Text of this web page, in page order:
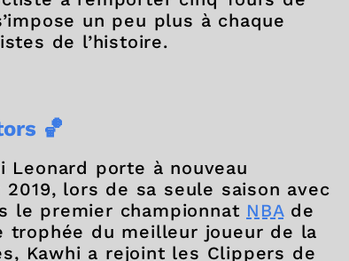
un peu plus à chaque
de l’histoire.
🏀
porte à nouveau
lors de sa seule saison avec
le premier championnat NBAde
trophée du meilleur joueur de la
Kawhi a rejoint les Clippers de